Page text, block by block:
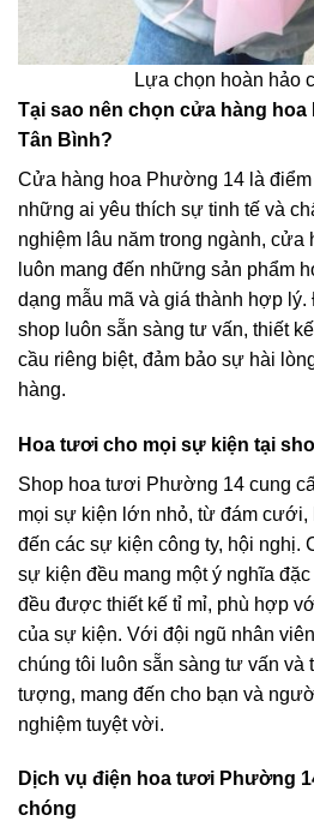
Lựa chọn hoàn hảo
Tại sao nên chọn cửa hàng hoa
Tân Bình?
Cửa hàng hoa Phường 14 là
những ai yêu thích sự tinh tế và
nghiệm lâu năm trong ngành,
luôn mang đến những sản phẩm
dạng mẫu mã và giá thành hợp
shop luôn sẵn sàng tư vấn, thiết
cầu riêng biệt, đảm bảo sự hài
hàng.
Hoa tươi cho mọi sự kiện tại
Shop hoa tươi Phường 14 cung
mọi sự kiện lớn nhỏ, từ đám cưới,
đến các sự kiện công ty, hội nghị.
sự kiện đều mang một ý nghĩa
đều được thiết kế tỉ mỉ, phù hợp
của sự kiện. Với đội ngũ nhân
chúng tôi luôn sẵn sàng tư vấn và
tượng, mang đến cho bạn và
nghiệm tuyệt vời.
Dịch vụ điện hoa tươi Phường
chóng